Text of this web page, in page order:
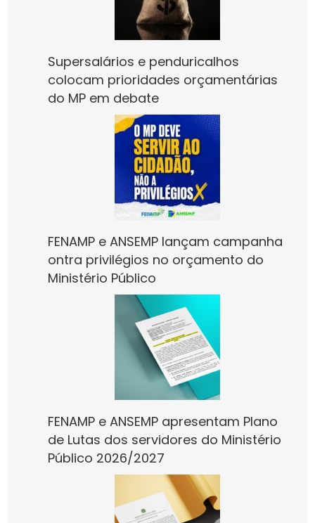
Supersalários e penduricalhos
colocam prioridades orçamentárias
do MP em debate
FENAMP e ANSEMP lançam campanha
ontra privilégios no orçamento do
Ministério Público
FENAMP e ANSEMP apresentam Plano
de Lutas dos servidores do Ministério
Público 2026/2027